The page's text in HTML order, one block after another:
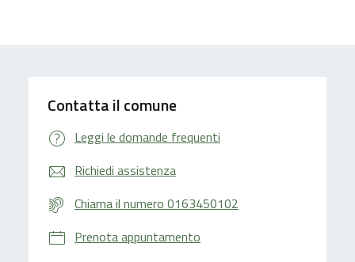
Contatta il comune
Leggi le domande frequenti
Richiedi assistenza
Chiama il numero 0163450102
Prenota appuntamento